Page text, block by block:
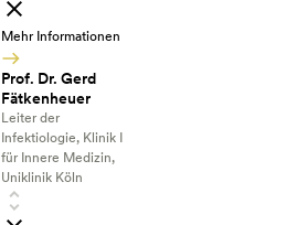
Mehr Informationen
Prof. Dr. Gerd
Fätkenheuer
Leiter der
Infektiologie, Klinik I
für Innere Medizin,
Uniklinik Köln